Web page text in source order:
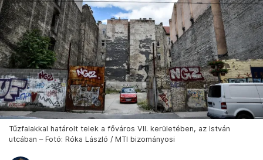
Tűzfalakkal határolt telek a főváros VII. kerületében, az István
utcában – Fotó: Róka László / MTI bizományosi